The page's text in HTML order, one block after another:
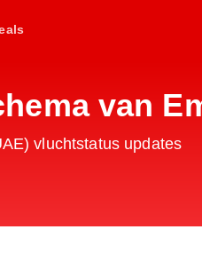
van
vluchtstatus updates